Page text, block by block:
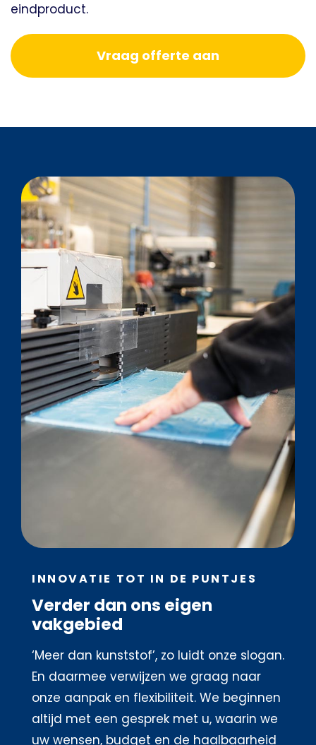
eindproduct.
Vraag offerte aan
INNOVATIE TOT IN DE PUNTJES
Verder dan ons eigen
vakgebied
‘Meer dan kunststof’, zo luidt onze slogan.
En daarmee verwijzen we graag naar
onze aanpak en flexibiliteit. We beginnen
altijd met een gesprek met u, waarin we
uw wensen, budget en de haalbaarheid